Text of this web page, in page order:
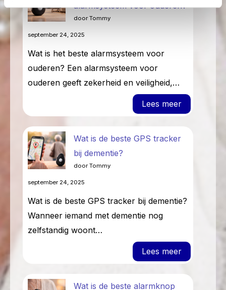
alarmsysteem voor ouderen?
door Tommy
september 24, 2025
Wat is het beste alarmsysteem voor
ouderen? Een alarmsysteem voor
ouderen geeft zekerheid en veiligheid,…
Lees meer: Wat is
Wat is de beste GPS tracker
bij dementie?
door Tommy
september 24, 2025
Wat is de beste GPS tracker bij dementie?
Wanneer iemand met dementie nog
zelfstandig woont…
Lees meer: Wat is de
Wat is de beste alarmknop